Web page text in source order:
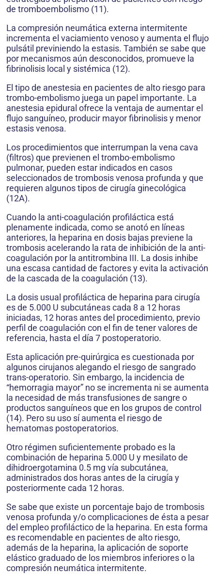
de tromboembolismo (11).
La compresión neumática externa intermitente
incrementa el vaciamiento venoso y aumenta el flujo
pulsátil previniendo la estasis. También se sabe que
por mecanismos aún desconocidos, promueve la
fibrinolisis local y sistémica (12).
El tipo de anestesia en pacientes de alto riesgo para
trombo-embolismo juega un papel importante. La
anestesia epidural ofrece la ventaja de aumentar el
flujo sanguíneo, producir mayor fibrinolisis y menor
estasis venosa.
Los procedimientos que interrumpan la vena cava
(filtros) que previenen el trombo-embolismo
pulmonar, pueden estar indicados en casos
seleccionados de trombosis venosa profunda y que
requieren algunos tipos de cirugía ginecológica
(12A).
Cuando la anti-coagulación profiláctica está
plenamente indicada, como se anotó en líneas
anteriores, la heparina en dosis bajas previene la
trombosis acelerando la rata de inhibición de la anti-
coagulación por la antitrombina III. La dosis inhibe
una escasa cantidad de factores y evita la activación
de la cascada de la coagulación (13).
La dosis usual profiláctica de heparina para cirugía
es de 5.000 U subcutáneas cada 8 a 12 horas
iniciadas, 12 horas antes del procedimiento, previo
perfil de coagulación con el fin de tener valores de
referencia, hasta el día 7 postoperatorio.
Esta aplicación pre-quirúrgica es cuestionada por
algunos cirujanos alegando el riesgo de sangrado
trans-operatorio. Sin embargo, la incidencia de
“hemorragia mayor” no se incrementa ni se aumenta
la necesidad de más transfusiones de sangre o
productos sanguíneos que en los grupos de control
(14). Pero su uso sí aumenta el riesgo de
hematomas postoperatorios.
Otro régimen suficientemente probado es la
combinación de heparina 5.000 U y mesilato de
dihidroergotamina 0.5 mg vía subcutánea,
administrados dos horas antes de la cirugía y
posteriormente cada 12 horas.
Se sabe que existe un porcentaje bajo de trombosis
venosa profunda y/o complicaciones de ésta a pesar
del empleo profiláctico de la heparina. En esta forma
es recomendable en pacientes de alto riesgo,
además de la heparina, la aplicación de soporte
elástico graduado de los miembros inferiores o la
compresión neumática intermitente.